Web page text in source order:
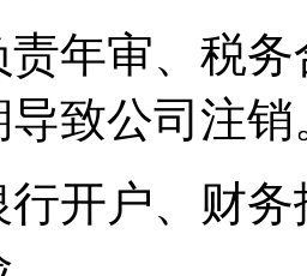
审、税务
致公司注销
户、财务